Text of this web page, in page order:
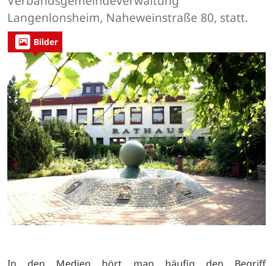
Langenlonsheim, Naheweinstraße 80, statt.
Bilder